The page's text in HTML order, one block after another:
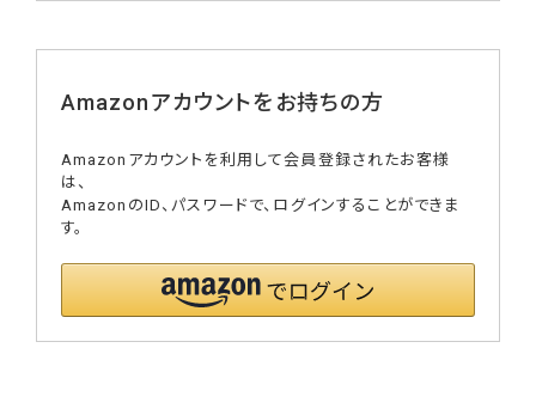
Amazonアカウントをお持ちの方
Amazonアカウントを利用して会員登録されたお客様
は、
AmazonのID、パスワードで、ログインすることができま
す。